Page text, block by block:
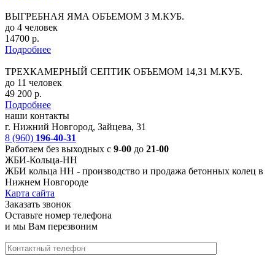
ВЫГРЕБНАЯ ЯМА ОБЪЕМОМ 3 М.КУБ.
до 4 человек
14700 р.
Подробнее
ТРЕХКАМЕРНЫЙ СЕПТИК ОБЪЕМОМ 14,31 М.КУБ.
до 11 человек
49 200 р.
Подробнее
наши контакты
г. Нижний Новгород, Зайцева, 31
8 (960) 196-40-31
Работаем без выходных с 9-00 до 21-00
ЖБИ-Кольца-НН
ЖБИ кольца НН - производство и продажа бетонных колец в
Нижнем Новгороде
Карта сайта
Заказать звонок
Оставьте номер телефона
и мы Вам перезвоним